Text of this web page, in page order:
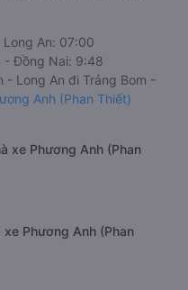
Long An: 07:00
- Đồng Nai: 9:48
- Long An đi Trảng Bom -
Anh (Phan Thiết)
xe Phương Anh (Phan
Phương Anh (Phan